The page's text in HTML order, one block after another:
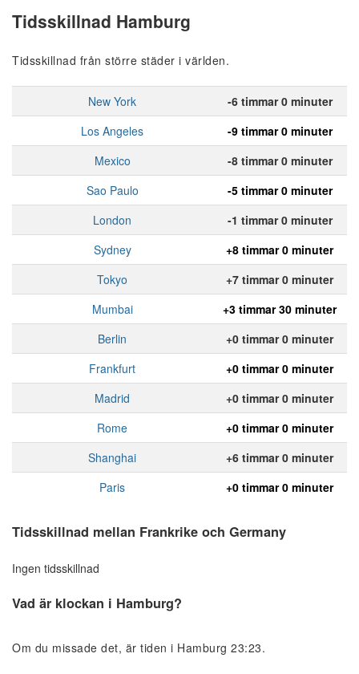
Tidsskillnad Hamburg
Tidsskillnad från större städer i världen.
New York
-6 timmar 0 minuter
Los Angeles
-9 timmar 0 minuter
Mexico
-8 timmar 0 minuter
Sao Paulo
-5 timmar 0 minuter
London
-1 timmar 0 minuter
Sydney
+8 timmar 0 minuter
Tokyo
+7 timmar 0 minuter
Mumbai
+3 timmar 30 minuter
Berlin
+0 timmar 0 minuter
Frankfurt
+0 timmar 0 minuter
Madrid
+0 timmar 0 minuter
Rome
+0 timmar 0 minuter
Shanghai
+6 timmar 0 minuter
Paris
+0 timmar 0 minuter
Tidsskillnad mellan Frankrike och Germany
Ingen tidsskillnad
Vad är klockan i Hamburg?
Om du missade det, är tiden i Hamburg 23:23.